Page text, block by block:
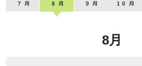
8月